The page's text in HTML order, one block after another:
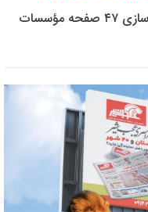
پلمب ۲ مؤسسه و مسدودسازی ۴۷ صفحه مؤسسات